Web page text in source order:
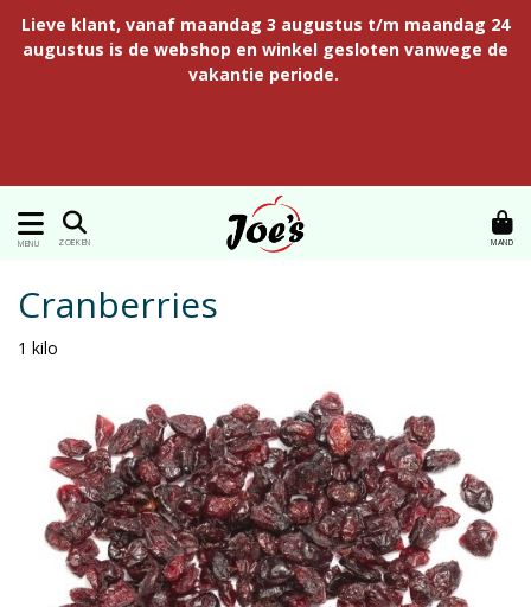
Lieve klant, vanaf maandag 3 augustus t/m maandag 24
augustus is de webshop en winkel gesloten vanwege de
vakantie periode.
MENU ZOEKEN MAND
Cranberries
1 kilo